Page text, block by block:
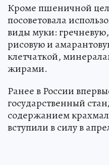
Кроме пшеничной
посоветовала
виды муки:
рисовую и
клетчаткой,
жирами.
Ранее в России
государственный
содержанием
вступили в силу в